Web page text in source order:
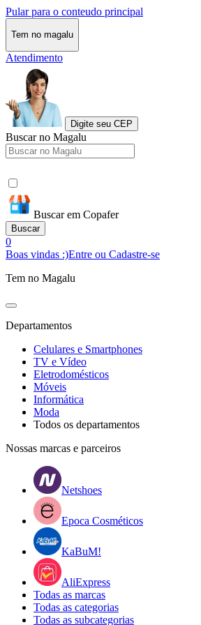
Pular para o conteudo principal
Tem no magalu
Atendimento
Digite seu CEP
Buscar no Magalu
Buscar em Copafer
Buscar
0
Boas vindas :)Entre ou Cadastre-se
Tem no Magalu
Departamentos
Celulares e Smartphones
TV e Vídeo
Eletrodomésticos
Móveis
Informática
Moda
Todos os departamentos
Nossas marcas e parceiros
Netshoes
Epoca Cosméticos
KaBuM!
AliExpress
Todas as marcas
Todas as categorias
Todas as subcategorias